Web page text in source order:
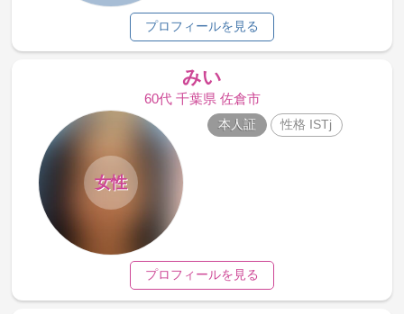
プロフィールを見る
みい
60代 千葉県 佐倉市
女性
本人証 性格 ISTj
プロフィールを見る